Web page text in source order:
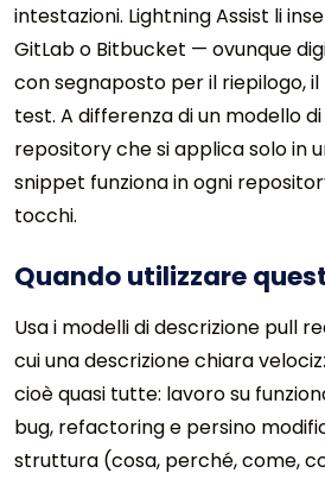
intestazioni. Lightning Assist li
GitLab o Bitbucket — ovunque
con segnaposto per il riepilogo,
test. A differenza di un modello
repository che si applica solo in
snippet funziona in ogni
tocchi.
Quando utilizzare
Usa i modelli di descrizione pull
cui una descrizione chiara
cioè quasi tutte: lavoro su
bug, refactoring e persino
struttura (cosa, perché, come,